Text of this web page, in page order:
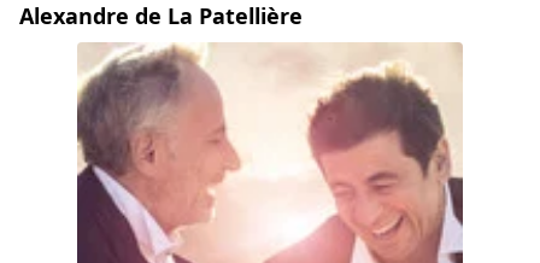
Sci-Fi & Fantasy
Alexandre de La Patellière
Lo mejor está por llegar